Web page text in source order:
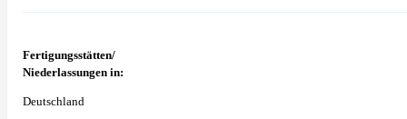
Fertigungsstätten/
Niederlassungen in:
Deutschland